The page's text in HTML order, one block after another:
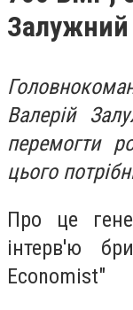
Залужний
Валерій
перемогти
цього
Про це
інтерв'ю
Economist"